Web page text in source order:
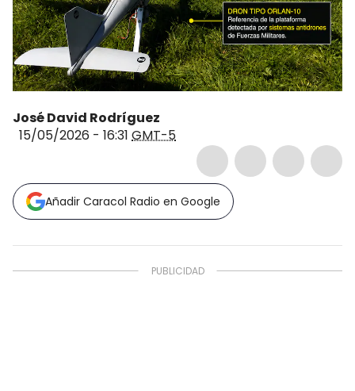
José David Rodríguez
15/05/2026 - 16:31 GMT-5
Añadir Caracol Radio en Google